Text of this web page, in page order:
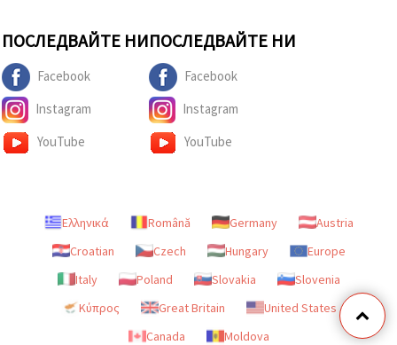
ПОСЛЕДВАЙТЕ НИ
Facebook
Instagram
YouTube
ПОСЛЕДВАЙТЕ НИ
Facebook
Instagram
YouTube
Ελληνικά Română Germany
Austria
Croatian
Czech Hungary
Europe
Italy
Poland Slovakia
Slovenia
Κύπρος
Great Britain
United States
Canada
Moldova